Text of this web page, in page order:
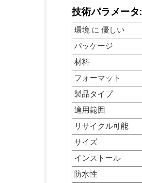
技術パラメータ:
環境 に 優しい
パッケージ
材料
フォーマット
製品タイプ
適用範囲
リサイクル可能
サイズ
インストール
防水性